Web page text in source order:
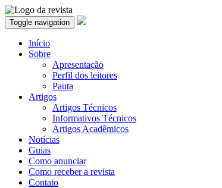
Toggle navigation
Início
Sobre
Apresentação
Perfil dos leitores
Pauta
Artigos
Artigos Técnicos
Informativos Técnicos
Artigos Acadêmicos
Notícias
Guias
Como anunciar
Como receber a revista
Contato